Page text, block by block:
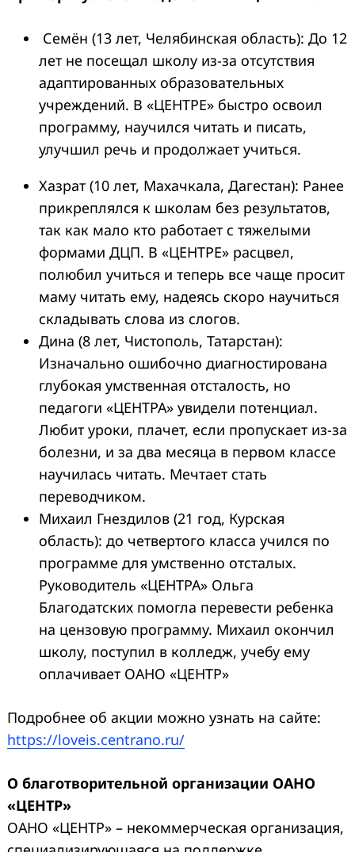
Семён (13 лет, Челябинская область): До 12
лет не посещал школу из-за отсутствия
адаптированных образовательных
учреждений. В «ЦЕНТРЕ» быстро освоил
программу, научился читать и писать,
улучшил речь и продолжает учиться.
Хазрат (10 лет, Махачкала, Дагестан): Ранее
прикреплялся к школам без результатов,
так как мало кто работает с тяжелыми
формами ДЦП. В «ЦЕНТРЕ» расцвел,
полюбил учиться и теперь все чаще просит
маму читать ему, надеясь скоро научиться
складывать слова из слогов.
Дина (8 лет, Чистополь, Татарстан):
Изначально ошибочно диагностирована
глубокая умственная отсталость, но
педагоги «ЦЕНТРА» увидели потенциал.
Любит уроки, плачет, если пропускает из-за
болезни, и за два месяца в первом классе
научилась читать. Мечтает стать
переводчиком.
Михаил Гнездилов (21 год, Курская
область): до четвертого класса учился по
программе для умственно отсталых.
Руководитель «ЦЕНТРА» Ольга
Благодатских помогла перевести ребенка
на цензовую программу. Михаил окончил
школу, поступил в колледж, учебу ему
оплачивает ОАНО «ЦЕНТР»
Подробнее об акции можно узнать на сайте:
https://loveis.centrano.ru/
О благотворительной организации ОАНО
«ЦЕНТР»
ОАНО «ЦЕНТР» – некоммерческая организация,